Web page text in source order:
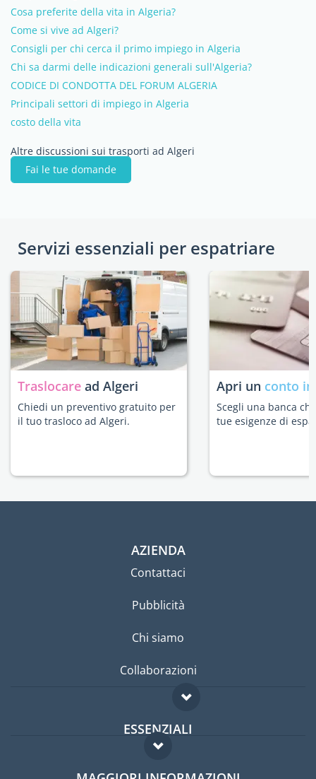
Cosa preferite della vita in Algeria?
Come si vive ad Algeri?
Consigli per chi cerca il primo impiego in Algeria
Chi sa darmi delle indicazioni generali sull'Algeria?
CODICE DI CONDOTTA DEL FORUM ALGERIA
Principali settori di impiego in Algeria
costo della vita
Altre discussioni sui trasporti ad Algeri
Fai le tue domande
Servizi essenziali per espatriare
Traslocare ad Algeri
Chiedi un preventivo gratuito per
il tuo trasloco ad Algeri.
Apri un conto
Scegli una banca
tue esigenze di
AZIENDA
Contattaci
Pubblicità
Chi siamo
Collaborazioni
ESSENZIALI
Forum per expat